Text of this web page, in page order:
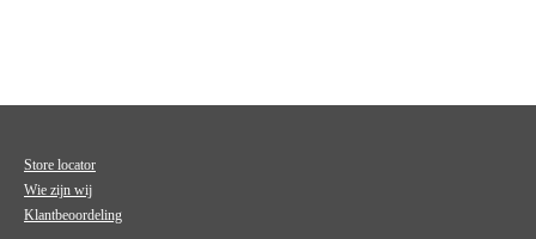
Store locator
Wie zijn wij
Klantbeoordeling